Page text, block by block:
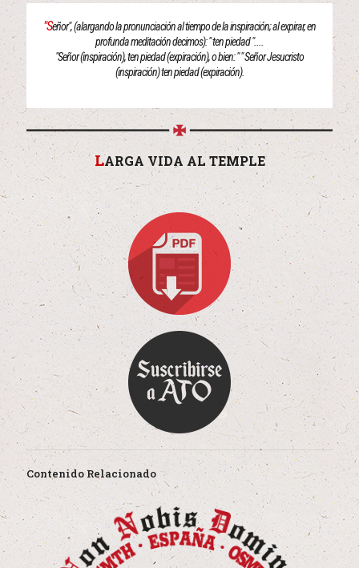
"Señor", (alargando la pronunciación al tiempo de la inspiración; al expirar, en
profunda meditación decimos): " ten piedad "....
"Señor (inspiración), ten piedad (expiración), o bien: " " Señor Jesucristo
(inspiración) ten piedad (expiración).
LARGA VIDA AL TEMPLE
Contenido Relacionado